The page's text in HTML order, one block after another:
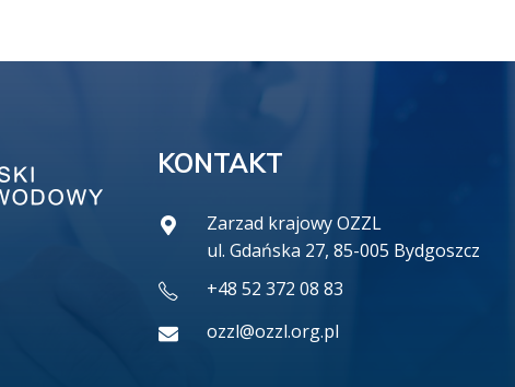
KONTAKT
Zarzad krajowy OZZL
ul. Gdańska 27, 85-005 Bydgoszcz
+48 52 372 08 83
ozzl@ozzl.org.pl